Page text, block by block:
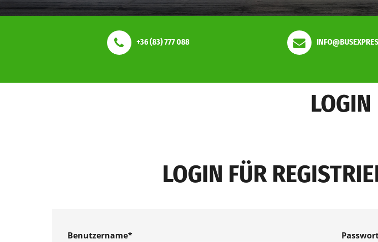
+36 (83) 777 088
LOGIN
LOGIN FÜR
Benutzername*